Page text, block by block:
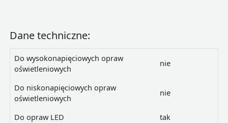
Dane techniczne:
Do wysokonapięciowych opraw
oświetleniowych
nie
Do niskonapięciowych opraw
oświetleniowych
nie
Do opraw LED
tak